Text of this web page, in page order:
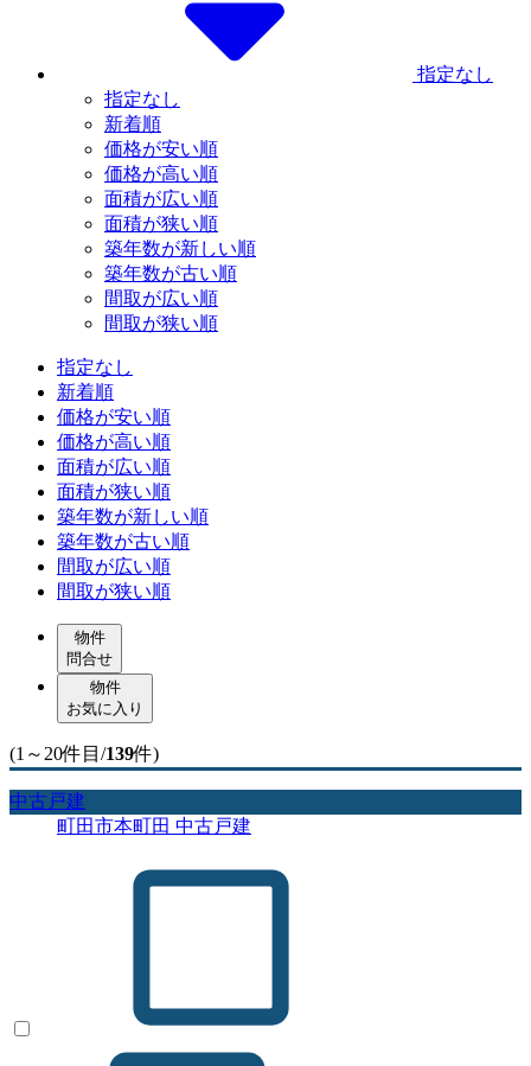
指定なし
指定なし
新着順
価格が安い順
価格が高い順
面積が広い順
面積が狭い順
築年数が新しい順
築年数が古い順
間取が広い順
間取が狭い順
指定なし
新着順
価格が安い順
価格が高い順
面積が広い順
面積が狭い順
築年数が新しい順
築年数が古い順
間取が広い順
間取が狭い順
物件
問合せ
物件
お気に入り
(1～20件目/139件)
中古戸建
町田市本町田 中古戸建